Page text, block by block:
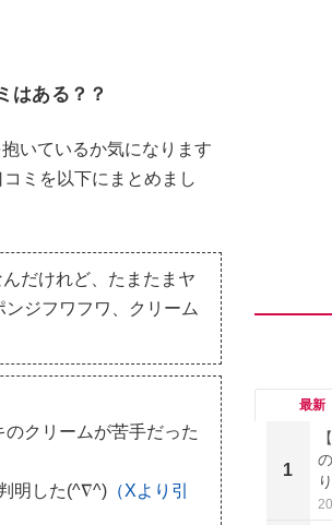
はある？？
いているか気になります
ミを以下にまとめまし
だけれど、たまたまヤ
ジフワフワ、クリーム
クリームが苦手だった
明した(^∇^)（Xより引
最新
1